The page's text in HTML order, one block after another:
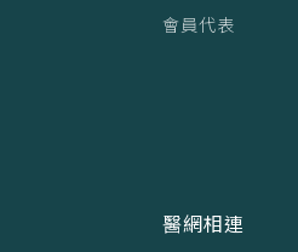
會員代表
醫網相連